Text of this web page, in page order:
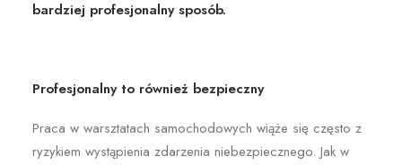
bardziej profesjonalny sposób.
Profesjonalny to również bezpieczny
Praca w warsztatach samochodowych wiąże się często z
ryzykiem wystąpienia zdarzenia niebezpiecznego. Jak w